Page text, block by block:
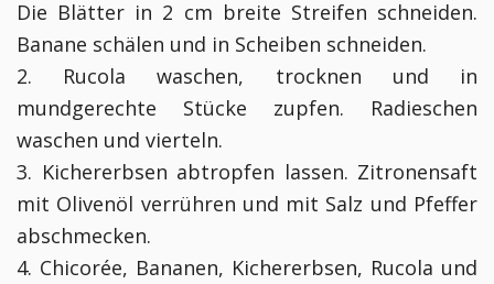
Die Blätter in 2 cm breite Streifen schneiden.
Banane schälen und in Scheiben schneiden.
2. Rucola waschen, trocknen und in
mundgerechte Stücke zupfen. Radieschen
waschen und vierteln.
3. Kichererbsen abtropfen lassen. Zitronensaft
mit Olivenöl verrühren und mit Salz und Pfeffer
abschmecken.
4. Chicorée, Bananen, Kichererbsen, Rucola und